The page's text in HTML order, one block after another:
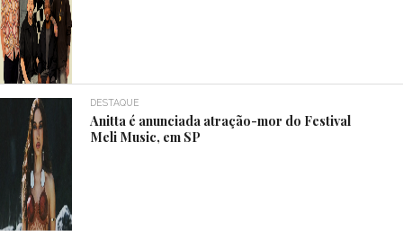
DESTAQUE
Anitta é anunciada atração-mor do Festival
Meli Music, em SP